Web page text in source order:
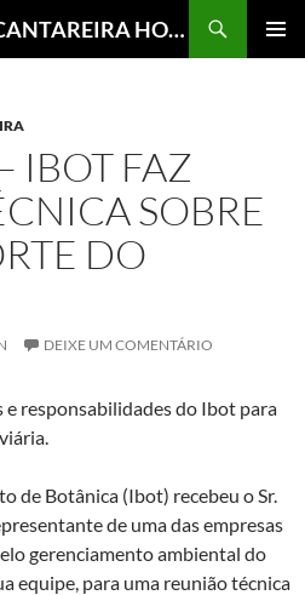
15 ANOS – SERRA DA CANTAREIRA HOJE E COTIDIANO DO BRASIL E DO MUNDO
IBOT FAZ
SOBRE
DO
DEIXE UM COMENTÁRIO
responsabilidades do Ibot para
de Botânica (Ibot) recebeu o Sr.
de uma das empresas
gerenciamento ambiental do
equipe, para uma reunião técnica